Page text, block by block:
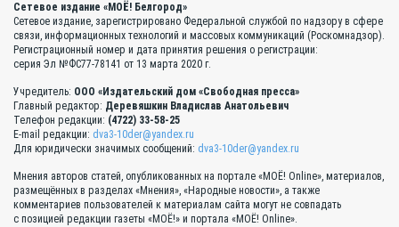
Сетевое издание «МОЁ! Белгород»
Сетевое издание, зарегистрировано Федеральной службой по надзору в сфере
связи, информационных технологий и массовых коммуникаций (Роскомнадзор).
Регистрационный номер и дата принятия решения о регистрации:
серия Эл №ФС77-78141 от 13 марта 2020 г.
Учредитель: ООО «Издательский дом «Свободная пресса»
Главный редактор: Деревяшкин Владислав Анатольевич
Телефон редакции: (4722) 33-58-25
E-mail редакции: dva3-10der@yandex.ru
Для юридически значимых сообщений: dva3-10der@yandex.ru
Мнения авторов статей, опубликованных на портале «МОЁ! Online», материалов,
размещённых в разделах «Мнения», «Народные новости», а также
комментариев пользователей к материалам сайта могут не совпадать
с позицией редакции газеты «МОЁ!» и портала «МОЁ! Online».